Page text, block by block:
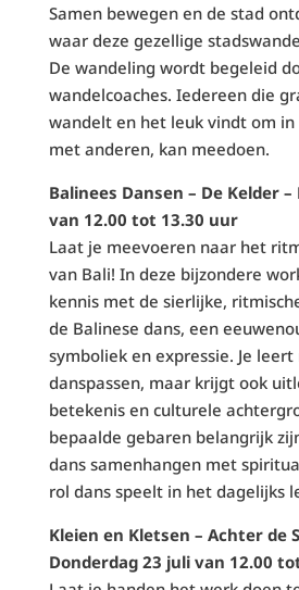
Samen bewegen en de stad
waar deze gezellige
De wandeling wordt begeleid
wandelcoaches. Iedereen die
wandelt en het leuk vindt om
met anderen, kan meedoen.
Balinees Dansen – De Kelder
van 12.00 tot 13.30 uur
Laat je meevoeren naar het
van Bali! In deze bijzondere
kennis met de sierlijke,
de Balinese dans, een
symboliek en expressie. Je
danspassen, maar krijgt ook
betekenis en culturele
bepaalde gebaren belangrijk
dans samenhangen met
rol dans speelt in het dagelijks
Kleien en Kletsen – Achter de
Donderdag 23 juli van 12.00